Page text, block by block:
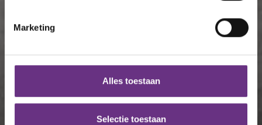
en om ons websiteverkeer te analyseren. Ook delen we
partners voor social media, adverteren en analyse. Deze
partners kunnen deze gegevens combineren met andere
Marketing
Alles toestaan
Selectie toestaan